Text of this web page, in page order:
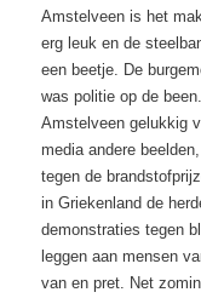
Amstelveen is het
erg leuk en de
een beetje. De
was politie op de
Amstelveen gelukkig
media andere
tegen de
in Griekenland de
demonstraties tegen
leggen aan mensen
van en pret. Net